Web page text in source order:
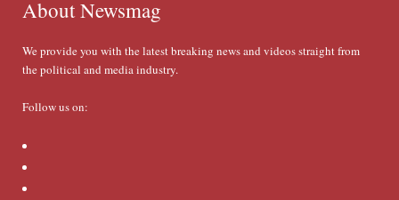
About Newsmag
We provide you with the latest breaking news and videos straight from
the political and media industry.
Follow us on: